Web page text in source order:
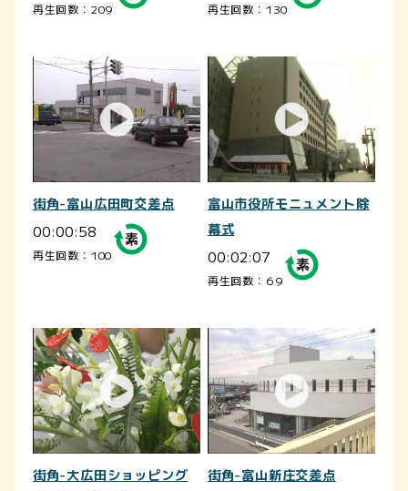
再生回数：209 再生回数：130
街角-富山広田町交差点
00:00:58
再生回数：100
富山市役所モニュメント除
幕式
00:02:07
再生回数：69
街角-大広田ショッピング
街角-富山新庄交差点